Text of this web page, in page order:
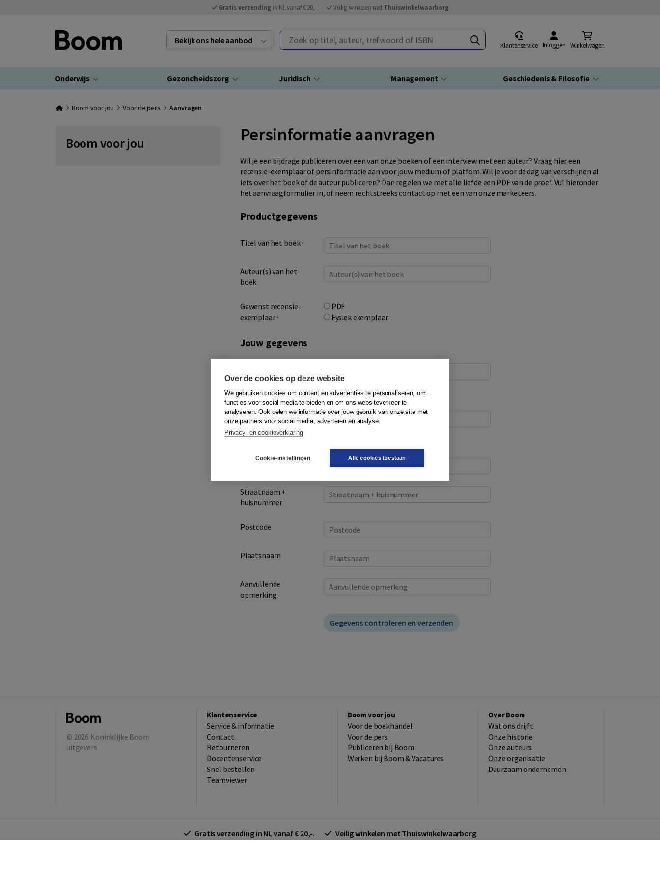
Gratis verzending in NL vanaf € 20,- Veilig winkelen met Thuiswinkelwaarborg
Bekijk ons hele aanbod Zoek op titel, auteur, trefwoord of ISBN
Klantenservice Inloggen Winkelwagen
Onderwijs Gezondheidszorg Juridisch Management Geschiedenis & Filosofie
Boom voor jou Voor de pers Aanvragen
Boom voor jou Persinformatie aanvragen
Wil je een bijdrage publiceren over een van onze boeken of een interview met een auteur? Vraag hier een
recensie-exemplaar of persinformatie aan voor jouw medium of platfom. Wil je voor de dag van verschijnen al
iets over het boek of de auteur publiceren? Dan regelen we met alle liefde een PDF van de proef. Vul hieronder
het aanvraagformulier in, of neem rechtstreeks contact op met een van onze marketeers.
your__lastname
Productgegevens
Titel van het boek *
Auteur(s) van het
boek
Gewenst recensie-
exemplaar *
PDF
Fysiek exemplaar
Jouw gegevens
medium/platform
*
Voornaam +
achternaam
*
E-mailadres
Straatnaam +
huisnummer
Postcode
Plaatsnaam
Aanvullende
opmerking
© 2026 Koninklijke Boom
uitgevers
Klantenservice
Service & informatie
Contact
Retourneren
Docentenservice
Snel bestellen
Teamviewer
Boom voor jou
Voor de boekhandel
Voor de pers
Publiceren bij Boom
Werken bij Boom & Vacatures
Over Boom
Wat ons drijft
Onze historie
Onze auteurs
Onze organisatie
Duurzaam ondernemen
Gratis verzending in NL vanaf € 20,-. Veilig winkelen met Thuiswinkelwaarborg
Over de cookies op deze website
We gebruiken cookies om content en advertenties te personaliseren, om
functies voor social media te bieden en om ons websiteverkeer te
analyseren. Ook delen we informatie over jouw gebruik van onze site met
onze partners voor social media, adverteren en analyse.
Privacy- en cookieverklaring
Cookie-instellingen Alle cookies toestaan